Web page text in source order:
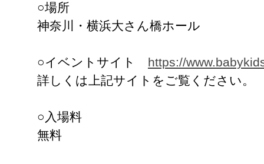
○場所
神奈川・横浜大さん橋ホール
○イベントサイト https://
詳しくは上記サイトをご覧ください。
○入場料
無料